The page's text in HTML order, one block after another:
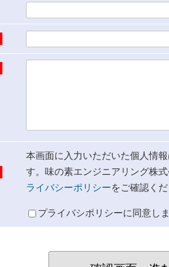
本画面に入力いただいた個人情
す。味の素エンジニアリング株
ライバシーポリシーをご確認くだ
プライバシポリシーに同意し